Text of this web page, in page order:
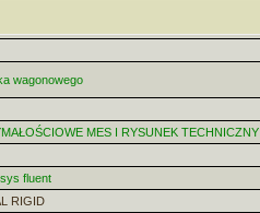
wagonowego
MES I RYSUNEK TECHNICZNY
fluent
RIGID